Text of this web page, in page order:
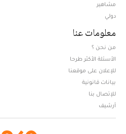
مشاهير
دولي
معلومات عنا
من نحن ؟
الأسئلة الأكثر طرحا
للإعلان على موقعنا
بيانات قانونية
للإتصال بنا
أرشيف